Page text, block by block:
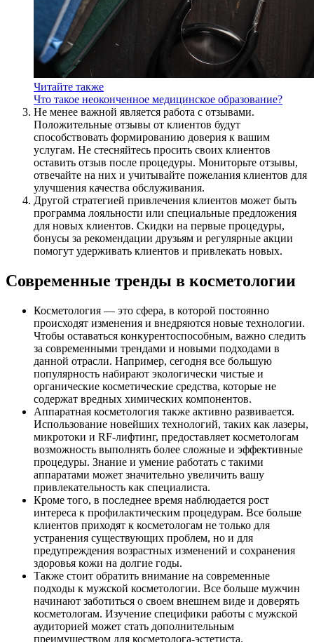
Читайте также
Что такое неоконченное медицинское образование?
Не менее важной является работа с отзывами.
Положительные отзывы от клиентов будут
способствовать формированию доверия к вашим
услугам. Не стесняйтесь просить своих клиентов
оставить отзыв после процедуры. Мониторьте отзывы,
отвечайте на них и учитывайте пожелания клиентов для
улучшения качества обслуживания.
Другой стратегией привлечения клиентов может быть
программа лояльности или специальные предложения
для новых клиентов. Скидки на первые процедуры,
бонусы за рекомендации друзьям и регулярные акции
помогут удерживать клиентов и привлекать новых.
Современные тренды в косметологии
Косметология — это сфера, в которой постоянно
происходят изменения и внедряются новые технологии.
Чтобы оставаться конкурентоспособным, важно следить
за современными трендами и новыми подходами в
данной отрасли. Например, сегодня все большую
популярность набирают экологически чистые и
органические косметические средства, которые не
содержат вредных химических компонентов.
Аппаратная косметология также активно развивается.
Использование новейших технологий, таких как лазеры,
микротоки и RF-лифтинг, предоставляет косметологам
возможность выполнять более сложные и эффективные
процедуры. Знание и умение работать с такими
аппаратами может значительно увеличить вашу
привлекательность как специалиста.
Кроме того, в последнее время наблюдается рост
интереса к профилактическим процедурам. Все больше
клиентов приходят к косметологам не только для
устранения существующих проблем, но и для
предупреждения возрастных изменений и сохранения
здоровья кожи на долгие годы.
Также стоит обратить внимание на современные
подходы к мужской косметологии. Все больше мужчин
начинают заботиться о своем внешнем виде и доверять
косметологам. Изучение специфики работы с мужской
аудиторией может стать дополнительным
преимуществом для косметолога-эстетиста.